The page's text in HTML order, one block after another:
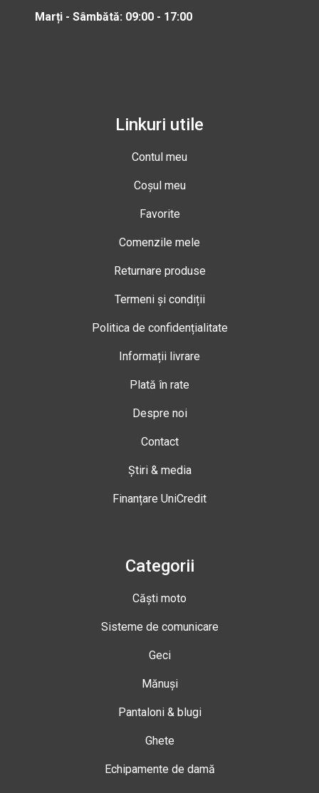
Marți - Sâmbătă: 09:00 - 17:00
Linkuri utile
Contul meu
Coșul meu
Favorite
Comenzile mele
Returnare produse
Termeni și condiții
Politica de confidențialitate
Informații livrare
Plată în rate
Despre noi
Contact
Știri & media
Finanțare UniCredit
Categorii
Căști moto
Sisteme de comunicare
Geci
Mănuși
Pantaloni & blugi
Ghete
Echipamente de damă